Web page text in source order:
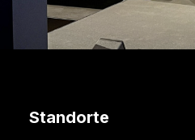
Standorte